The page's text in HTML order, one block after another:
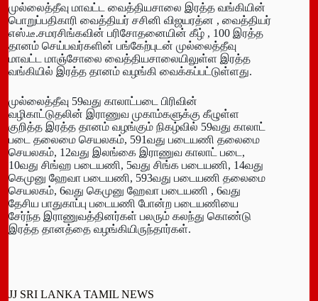
முல்லைத்தீவு மாவட்ட வைத்தியசாலை இரத்த வங்கியின்
பொறுப்பதிகாரி வைத்தியர் சசினி விஜயரத்ன , வைத்தியர்
எஸ்.டீ.சமரசிங்கவின் பரிசோதனையின் கீழ் , 100 இரத்த
தானம் செய்பவர்களின் பங்கேற்புடன் முல்லைத்தீவு
மாவட்ட மாஞ்சோலை வைத்தியசாலையிலுள்ள இரத்த
வங்கியில் இரத்த தானம் வழங்கி வைக்கப்பட்டுள்ளது.
முல்லைத்தீவு 59வது காலாட்படை பிரிவின்
வழிகாட்டுதலின் இராணுவ முகாம்களுக்கு கீழுள்ள
குறித்த இரத்த தானம் வழங்கும் நிகழ்வில் 59வது காலாட்
படை தலைமை செயலகம், 591வது படையணி தலைமை
செயலகம், 12வது இலங்கை இராணுவ காலாட் படை,
10வது சிங்ஹ படையணி, 5வது சிங்க படையணி, 14வது
கெமுனு ஹேவா படையணி, 593வது படையணி தலைமை
செயலகம், 6வது கெமுனு ஹேவா படையணி , 6வது
தேசிய பாதுகாப்பு படையணி போன்ற படையணியை
சேர்ந்த இராணுவத்தினர்கள் பலரும் கலந்து கொண்டு
இரத்த தானத்தை வழங்கியிருந்தார்கள்.
JJ SRI LANKA TAMIL NEWS